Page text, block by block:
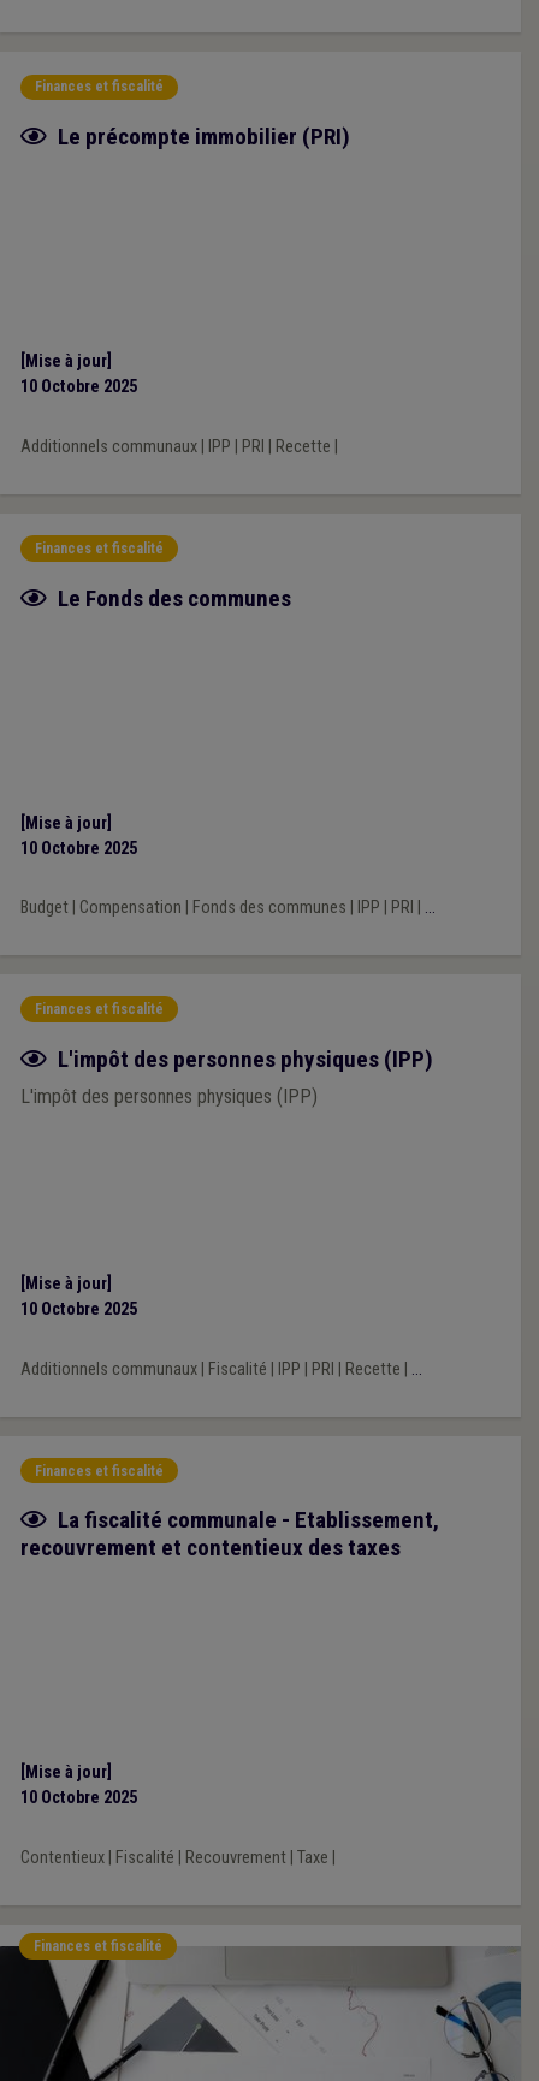
Finances et fiscalité
Fiche focus
Le précompte immobilier (PRI)
[Mise à jour]
10 Octobre 2025
Additionnels communaux| IPP PRI Recette
Finances et fiscalité
Fiche focus
Le Fonds des communes
[Mise à jour]
10 Octobre 2025
Budget| Compensation Fonds des communes IPP PRI ...
Finances et fiscalité
Fiche focus
L'impôt des personnes physiques (IPP)
L'impôt des personnes physiques (IPP)
[Mise à jour]
10 Octobre 2025
Additionnels communaux| Fiscalité IPP PRI Recette ...
Finances et fiscalité
Fiche focus
La fiscalité communale - Etablissement,
recouvrement et contentieux des taxes
[Mise à jour]
10 Octobre 2025
Contentieux| Fiscalité Recouvrement| Taxe
Finances et fiscalité